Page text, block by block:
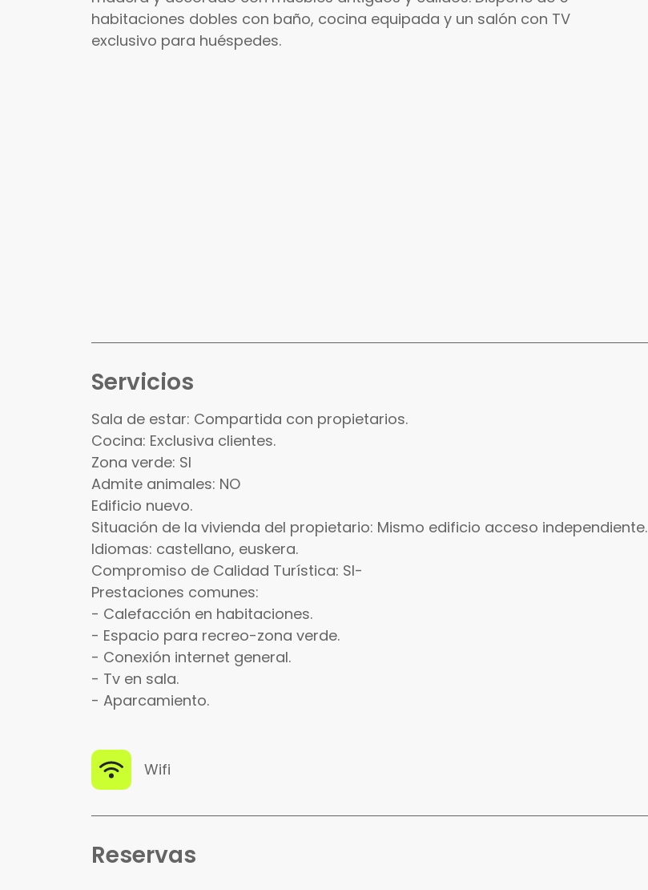
habitaciones dobles con baño, cocina equipada y un salón con TV
exclusivo para huéspedes.
Servicios
Sala de estar: Compartida con propietarios.
Cocina: Exclusiva clientes.
Zona verde: SI
Admite animales: NO
Edificio nuevo.
Situación de la vivienda del propietario: Mismo edificio acceso independiente.
Idiomas: castellano, euskera.
Compromiso de Calidad Turística: SI-
Prestaciones comunes:
- Calefacción en habitaciones.
- Espacio para recreo-zona verde.
- Conexión internet general.
- Tv en sala.
- Aparcamiento.
Wifi
Reservas